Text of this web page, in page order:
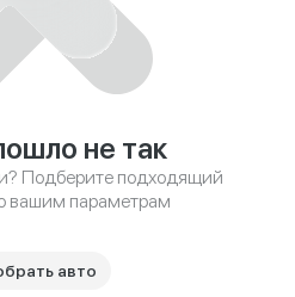
не так
Подберите подходящий
вашим параметрам
авто